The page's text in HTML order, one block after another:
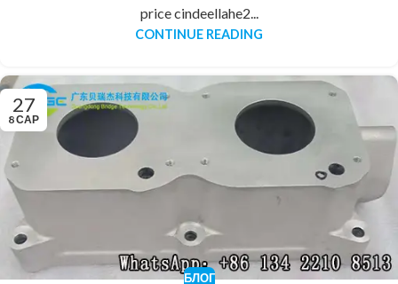
price cindeellahe2...
CONTINUE READING
27
8 САР
БЛОГ